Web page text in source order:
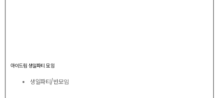
아이드림 생일파티 모임
생일파티/반모임